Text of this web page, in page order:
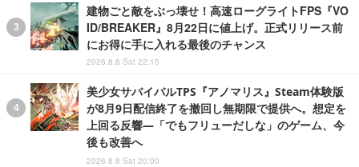
建物ごと敵をぶっ壊せ！高速ローグライトFPS『VO
ID/BREAKER』8月22日に値上げ。正式リリース前
にお得に手に入れる最後のチャンス
2026.8.8 Sat 22:15
美少女サバイバルTPS『アノマリス』Steam体験版
が8月9日配信終了を撤回し無期限で提供へ。想定を
上回る反響―「でもフリューだしな」のゲーム、今
後も改善へ
2026.8.8 Sat 20:00